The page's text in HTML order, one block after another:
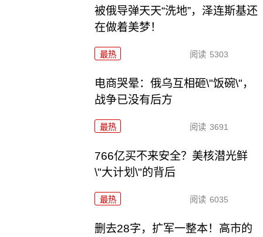
被俄导弹天天“洗地”，泽连斯基还
在做着美梦！
最热 阅读 5303
电商哭晕：俄乌互相砸\"饭碗\"，
战争已没有后方
最热 阅读 3691
766亿买不来安全？美核潜光鲜
\"大计划\"的背后
最热 阅读 6035
删去28字，扩军一整本！高市的